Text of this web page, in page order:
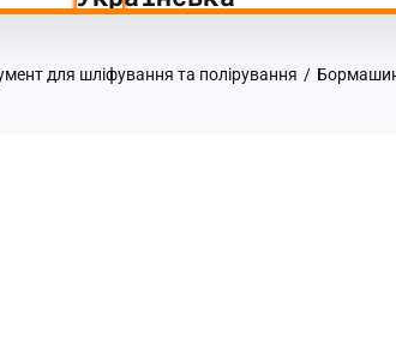
для шліфування та полірування /